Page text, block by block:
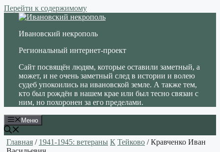
Перейти к содержимому
Ивановский некрополь
Региональный интернет-проект
Сайт посвящён людям, которые оставили заметный, а
может, и не очень заметный след в истории и волею
судеб упокоились на ивановской земле. А также тем,
кто был рождён в нашем крае или был тесно связан с
ним, но похоронен за его пределами.
Меню
Главная / 1941-1945: ветераны К Тейково / Кравченко Иван